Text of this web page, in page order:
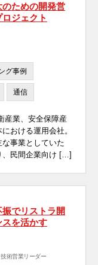
のための開発営
ジェクト
グ事例
通信
産業、安全保障産
おける運用会社。
事業としていた
、民間企業向け […]
でリストラ開
を活かす
術営業リーダー